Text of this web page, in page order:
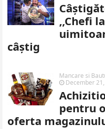
,,Chefi
câștig
Mancare si
December
pentru
oferta